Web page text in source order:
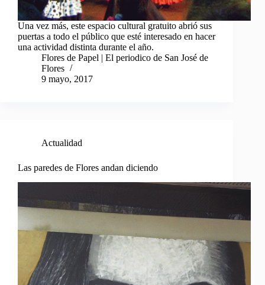
Una vez más, este espacio cultural gratuito abrió sus
puertas a todo el público que esté interesado en hacer
una actividad distinta durante el año.
Flores de Papel | El periodico de San José de
Flores
9 mayo, 2017
Actualidad
Las paredes de Flores andan diciendo